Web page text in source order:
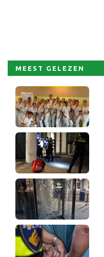
MEEST GELEZEN